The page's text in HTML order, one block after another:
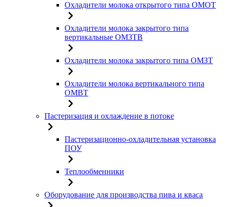
Охладители молока открытого типа ОМОТ
Охладители молока закрытого типа
вертикальные ОМЗТВ
Охладители молока закрытого типа ОМЗТ
Охладители молока вертикального типа
ОМВТ
Пастеризация и охлаждение в потоке
Пастеризационно-охладительная установка
ПОУ
Теплообменники
Оборудование для производства пива и кваса